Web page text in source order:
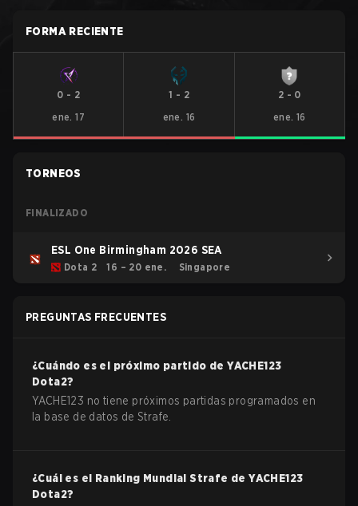
FORMA RECIENTE
0 - 2
ene. 17
1 - 2
ene. 16
2 - 0
ene. 16
TORNEOS
FINALIZADO
ESL One Birmingham 2026 SEA
Dota 2 16 – 20 ene. Singapore
PREGUNTAS FRECUENTES
¿Cuándo es el próximo partido deYACHE123
Dota2?
YACHE123 no tiene próximos partidas programados en
la base de datos de Strafe.
¿Cuál es el Ranking Mundial Strafe deYACHE123
Dota2?